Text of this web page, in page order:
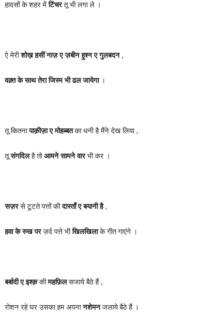
हादसों के शहर मेंटिंचरतू भी लगा ले ।
ऐ मेरीशोख़ हसीं नाज़ ए ज़बीन हुश्न ए गुलबदन,
वक़्त के साथ तेरा जिस्म भी ढल जायेगा।
तू कितनापाक़ीज़ा ए मोहब्बतका धनी है मैंने देख लिया ,
तूसंगदिलहै तोआमने सामने वारभी कर ।
सज़रसे टूटते पत्तों कीदास्ताँ ए बयानी है,
हवा के रुख परज़र्द पत्ते भीखिलखिलाके गीत गाएंगे ।
बर्बादी ए इश्क़कीमहफ़िलसजाये बैठे हैं ,
रोशन रहे घर उसका हम अपनानशेमनजलाये बैठे हैं ।